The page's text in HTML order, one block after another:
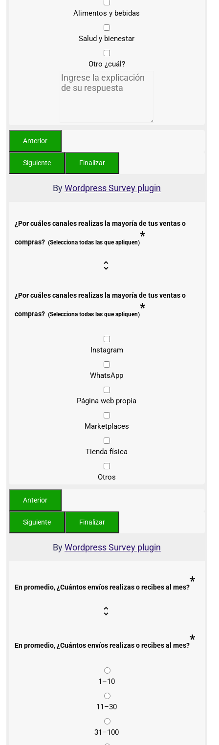
Alimentos y bebidas
Salud y bienestar
Otro ¿cuál?
ByWordpress Survey plugin
¿Por cuáles canales realizas la mayoría de tus ventas o
compras? (Selecciona todas las que apliquen)*
¿Por cuáles canales realizas la mayoría de tus ventas o
compras? (Selecciona todas las que apliquen)*
Instagram
WhatsApp
Página web propia
Marketplaces
Tienda física
Otros
ByWordpress Survey plugin
En promedio, ¿Cuántos envíos realizas o recibes al mes?*
En promedio, ¿Cuántos envíos realizas o recibes al mes?*
1–10
11–30
31–100